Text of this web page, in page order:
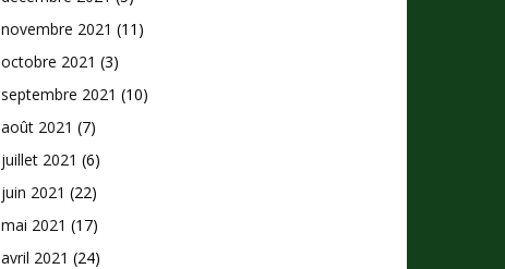
novembre 2021 (11)
octobre 2021 (3)
septembre 2021 (10)
août 2021 (7)
juillet 2021 (6)
juin 2021 (22)
mai 2021 (17)
avril 2021 (24)